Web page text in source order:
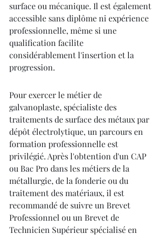
surface ou mécanique. Il est également
accessible sans diplôme ni expérience
professionnelle, même si une
qualification facilite
considérablement l'insertion et la
progression.
Pour exercer le métier de
galvanoplaste, spécialiste des
traitements de surface des métaux par
dépôt électrolytique, un parcours en
formation professionnelle est
privilégié. Après l'obtention d'un CAP
ou Bac Pro dans les métiers de la
métallurgie, de la fonderie ou du
traitement des matériaux, il est
recommandé de suivre un Brevet
Professionnel ou un Brevet de
Technicien Supérieur spécialisé en